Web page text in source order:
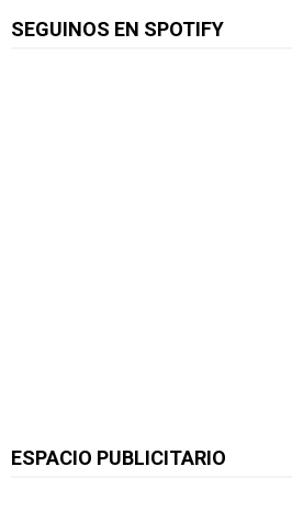
SEGUINOS EN SPOTIFY
ESPACIO PUBLICITARIO